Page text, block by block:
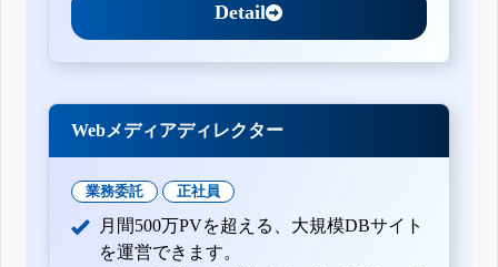
Detail
Webメディアディレクター
業務委託 正社員
月間500万PVを超える、大規模DBサイト
を運営できます。